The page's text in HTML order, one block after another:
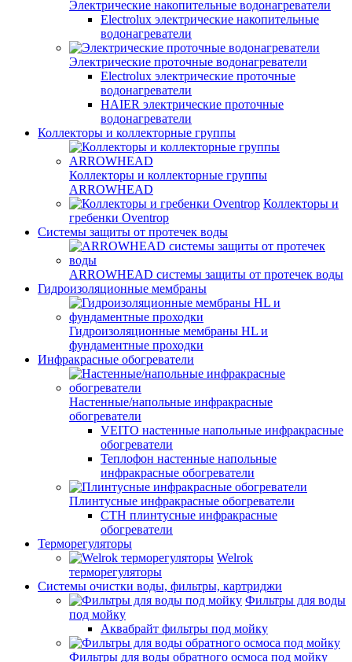
Электрические накопительные водонагреватели
Electrolux электрические накопительные
водонагреватели
Электрические проточные водонагреватели
Electrolux электрические проточные
водонагреватели
HAIER электрические проточные
водонагреватели
Коллекторы и коллекторные группы
Коллекторы и коллекторные группы
ARROWHEAD
Коллекторы и
гребенки Oventrop
Системы защиты от протечек воды
ARROWHEAD системы защиты от протечек воды
Гидроизоляционные мембраны
Гидроизоляционные мембраны HL и
фундаментные проходки
Инфракрасные обогреватели
Настенные/напольные инфракрасные
обогреватели
VEITO настенные напольные инфракрасные
обогреватели
Теплофон настенные напольные
инфракрасные обогреватели
Плинтусные инфракрасные обогреватели
СТН плинтусные инфракрасные
обогреватели
Терморегуляторы
Welrok
терморегуляторы
Системы очистки воды, фильтры, картриджи
Фильтры для воды
под мойку
Аквабрайт фильтры под мойку
Фильтры для воды обратного осмоса под мойку